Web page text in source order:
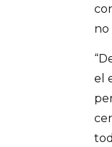
no
el